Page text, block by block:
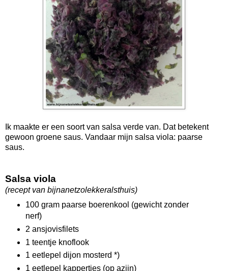
Ik maakte er een soort van salsa verde van. Dat betekent
gewoon groene saus. Vandaar mijn salsa viola: paarse
saus.
Salsa viola
(recept van bijnanetzolekkeralsthuis)
100 gram paarse boerenkool (gewicht zonder
nerf)
2 ansjovisfilets
1 teentje knoflook
1 eetlepel dijon mosterd *)
1 eetlepel kappertjes (op azijn)